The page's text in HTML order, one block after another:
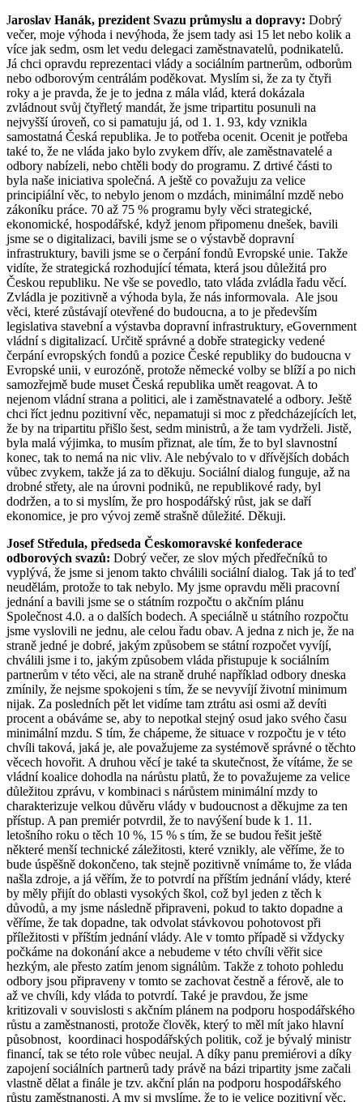
Jaroslav Hanák, prezident Svazu průmyslu a dopravy: Dobrý
večer, moje výhoda i nevýhoda, že jsem tady asi 15 let nebo kolik a
více jak sedm, osm let vedu delegaci zaměstnavatelů, podnikatelů.
Já chci opravdu reprezentaci vlády a sociálním partnerům, odborům
nebo odborovým centrálám poděkovat. Myslím si, že za ty čtyři
roky a je pravda, že je to jedna z mála vlád, která dokázala
zvládnout svůj čtyřletý mandát, že jsme tripartitu posunuli na
nejvyšší úroveň, co si pamatuju já, od 1. 1. 93, kdy vznikla
samostatná Česká republika. Je to potřeba ocenit. Ocenit je potřeba
také to, že ne vláda jako bylo zvykem dřív, ale zaměstnavatelé a
odbory nabízeli, nebo chtěli body do programu. Z drtivé části to
byla naše iniciativa společná. A ještě co považuju za velice
principiální věc, to nebylo jenom o mzdách, minimální mzdě nebo
zákoníku práce. 70 až 75 % programu byly věci strategické,
ekonomické, hospodářské, když jenom připomenu dnešek, bavili
jsme se o digitalizaci, bavili jsme se o výstavbě dopravní
infrastruktury, bavili jsme se o čerpání fondů Evropské unie. Takže
vidíte, že strategická rozhodující témata, která jsou důležitá pro
Českou republiku. Ne vše se povedlo, tato vláda zvládla řadu věcí.
Zvládla je pozitivně a výhoda byla, že nás informovala. Ale jsou
věci, které zůstávají otevřené do budoucna, a to je především
legislativa stavební a výstavba dopravní infrastruktury, eGovernment
vládní s digitalizací. Určitě správné a dobře strategicky vedené
čerpání evropských fondů a pozice České republiky do budoucna v
Evropské unii, v eurozóně, protože německé volby se blíží a po nich
samozřejmě bude muset Česká republika umět reagovat. A to
nejenom vládní strana a politici, ale i zaměstnavatelé a odbory. Ještě
chci říct jednu pozitivní věc, nepamatuji si moc z předcházejících let,
že by na tripartitu přišlo šest, sedm ministrů, a že tam vydrželi. Jistě,
byla malá výjimka, to musím přiznat, ale tím, že to byl slavnostní
konec, tak to nemá na nic vliv. Ale nebývalo to v dřívějších dobách
vůbec zvykem, takže já za to děkuju. Sociální dialog funguje, až na
drobné střety, ale na úrovni podniků, ne republikové rady, byl
dodržen, a to si myslím, že pro hospodářský růst, jak se daří
ekonomice, je pro vývoj země strašně důležité. Děkuji.
Josef Středula, předseda Českomoravské konfederace
odborových svazů: Dobrý večer, ze slov mých předřečníků to
vyplývá, že jsme si jenom takto chválili sociální dialog. Tak já to teď
neudělám, protože to tak nebylo. My jsme opravdu měli pracovní
jednání a bavili jsme se o státním rozpočtu o akčním plánu
Společnost 4.0. a o dalších bodech. A speciálně u státního rozpočtu
jsme vyslovili ne jednu, ale celou řadu obav. A jedna z nich je, že na
straně jedné je dobré, jakým způsobem se státní rozpočet vyvíjí,
chválili jsme i to, jakým způsobem vláda přistupuje k sociálním
partnerům v této věci, ale na straně druhé například odbory dneska
zmínily, že nejsme spokojeni s tím, že se nevyvíjí životní minimum
nijak. Za posledních pět let vidíme tam ztrátu asi osmi až devíti
procent a obáváme se, aby to nepotkal stejný osud jako svého času
minimální mzdu. S tím, že chápeme, že situace v rozpočtu je v této
chvíli taková, jaká je, ale považujeme za systémově správné o těchto
věcech hovořit. A druhou věcí je také ta skutečnost, že vítáme, že se
vládní koalice dohodla na nárůstu platů, že to považujeme za velice
důležitou zprávu, v kombinaci s nárůstem minimální mzdy to
charakterizuje velkou důvěru vlády v budoucnost a děkujme za ten
přístup. A pan premiér potvrdil, že to navýšení bude k 1. 11.
letošního roku o těch 10 %, 15 % s tím, že se budou řešit ještě
některé menší technické záležitosti, které vznikly, ale věříme, že to
bude úspěšně dokončeno, tak stejně pozitivně vnímáme to, že vláda
našla zdroje, a já věřím, že to potvrdí na příštím jednání vlády, které
by měly přijít do oblasti vysokých škol, což byl jeden z těch k
důvodů, a my jsme následně připraveni, pokud to takto dopadne a
věříme, že tak dopadne, tak odvolat stávkovou pohotovost při
příležitosti v příštím jednání vlády. Ale v tomto případě si vždycky
počkáme na dokonání akce a nebudeme v této chvíli věřit sice
hezkým, ale přesto zatím jenom signálům. Takže z tohoto pohledu
odbory jsou připraveny v tomto se zachovat čestně a férově, ale to
až ve chvíli, kdy vláda to potvrdí. Také je pravdou, že jsme
kritizovali v souvislosti s akčním plánem na podporu hospodářského
růstu a zaměstnanosti, protože člověk, který to měl mít jako hlavní
působnost, koordinaci hospodářských politik, což je bývalý ministr
financí, tak se této role vůbec neujal. A díky panu premiérovi a díky
zapojení sociálních partnerů tady právě na bázi tripartity jsme začali
vlastně dělat a finále je tzv. akční plán na podporu hospodářského
růstu zaměstnanosti. A my si myslíme, že to je velice pozitivní věc,